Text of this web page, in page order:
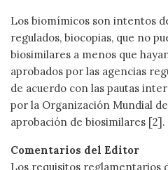
Los biomímicos son intentos
regulados, biocopias, que no
biosimilares a menos que
aprobados por las agencias
de acuerdo con las pautas
por la Organización Mundial de
aprobación de biosimilares [2].
Comentarios del Editor
Los requisitos reglamentarios